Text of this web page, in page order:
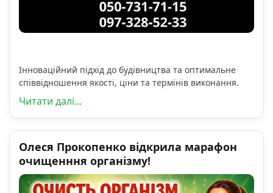
Інноваційний підхід до будівництва та оптимальне
співвідношення якості, ціни та термінів виконання.
Читати далі...
Олеся Прокопенко відкрила марафон
очищенння організму!